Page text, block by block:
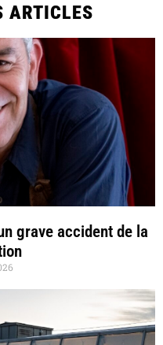
ARTICLES
grave accident de la